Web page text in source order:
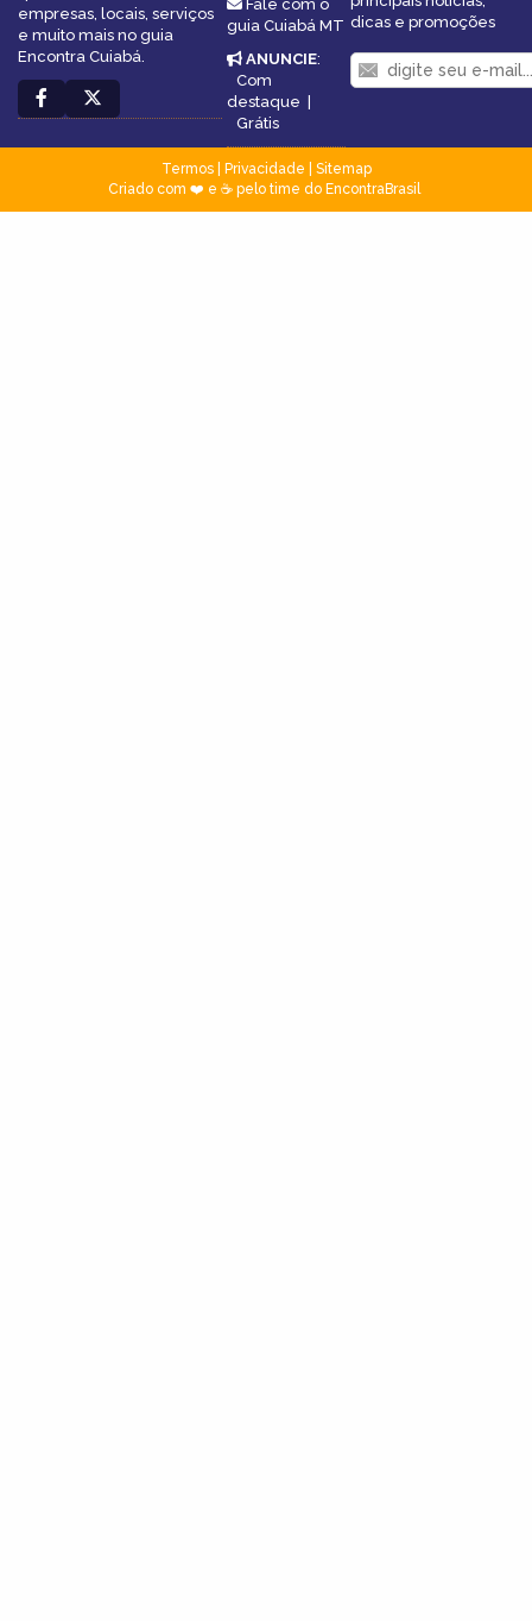
empresas, locais, serviços
e muito mais no guia
Encontra Cuiabá.
Fale com o
guia Cuiabá MT
ANUNCIE:
Com
destaque
Grátis
dicas e promoções
Termos| Privacidade
Sitemap
Criado com ❤️ e ☕ pelo time do EncontraBrasil